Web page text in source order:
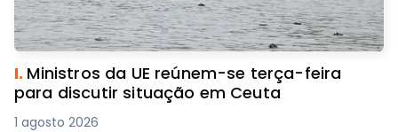
I. Ministros da UE reúnem-se terça-feira
para discutir situação em Ceuta
1 agosto 2026